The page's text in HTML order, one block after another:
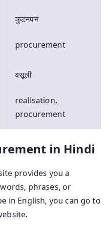
कुटनपन
procurement
वसूली
realisation,
procurement
in Hindi
provides you a
phrases, or
in English, you can go to